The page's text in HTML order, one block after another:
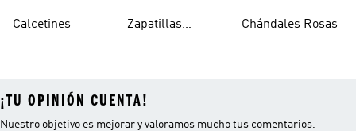
Blancos
Calcetines
Zapatillas
Chándales Rosas
¡TU OPINIÓN CUENTA!
Nuestro objetivo es mejorar y valoramos mucho tus comentarios.